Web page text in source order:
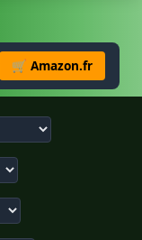
🛒 Amazon.fr